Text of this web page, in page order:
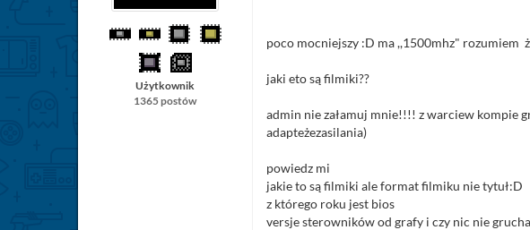
Użytkownik
1365 postów
poco mocniejszy :D ma ,,1500mhz" rozumiem
jaki eto są filmiki??
admin nie załamuj mnie!!!! z warciew kompie
adapteżezasilania)
powiedz mi
jakie to są filmiki ale format filmiku nie tytuł:D
z którego roku jest bios
versje sterowników od grafy i czy nic nie